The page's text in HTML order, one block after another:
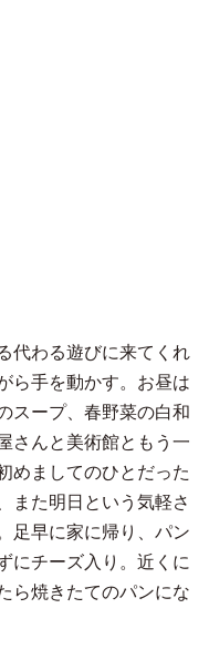
代わる遊びに来てくれ
ら手を動かす。お昼は
スープ、春野菜の白和
さんと美術館ともう一
めましてのひとだった
また明日という気軽さ
足早に家に帰り、パン
にチーズ入り。近くに
ら焼きたてのパンにな